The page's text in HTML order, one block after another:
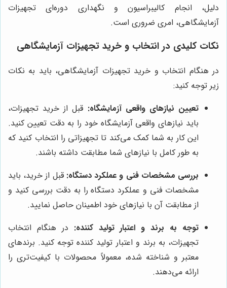
دلیل، انجام کالیبراسیون و نگهداری دوره‌ای تجهیزات
آزمایشگاهی، امری ضروری است.
نکات کلیدی در انتخاب و خرید تجهیزات آزمایشگاهی
در هنگام انتخاب و خرید تجهیزات آزمایشگاهی، باید به نکات
زیر توجه کنید:
تعیین نیازهای واقعی آزمایشگاه: قبل از خرید تجهیزات،
باید نیازهای واقعی آزمایشگاه خود را به دقت تعیین کنید.
این کار به شما کمک می‌کند تا تجهیزاتی را انتخاب کنید که
به طور کامل با نیازهای شما مطابقت داشته باشند.
بررسی مشخصات فنی و عملکرد دستگاه: قبل از خرید، باید
مشخصات فنی و عملکرد دستگاه را به دقت بررسی کنید و
از مطابقت آن با نیازهای خود اطمینان حاصل نمایید.
توجه به برند و اعتبار تولید کننده: در هنگام انتخاب
تجهیزات، به برند و اعتبار تولید کننده توجه کنید. برندهای
معتبر و شناخته شده، معمولاً محصولات با کیفیت‌تری را
ارائه می‌دهند.